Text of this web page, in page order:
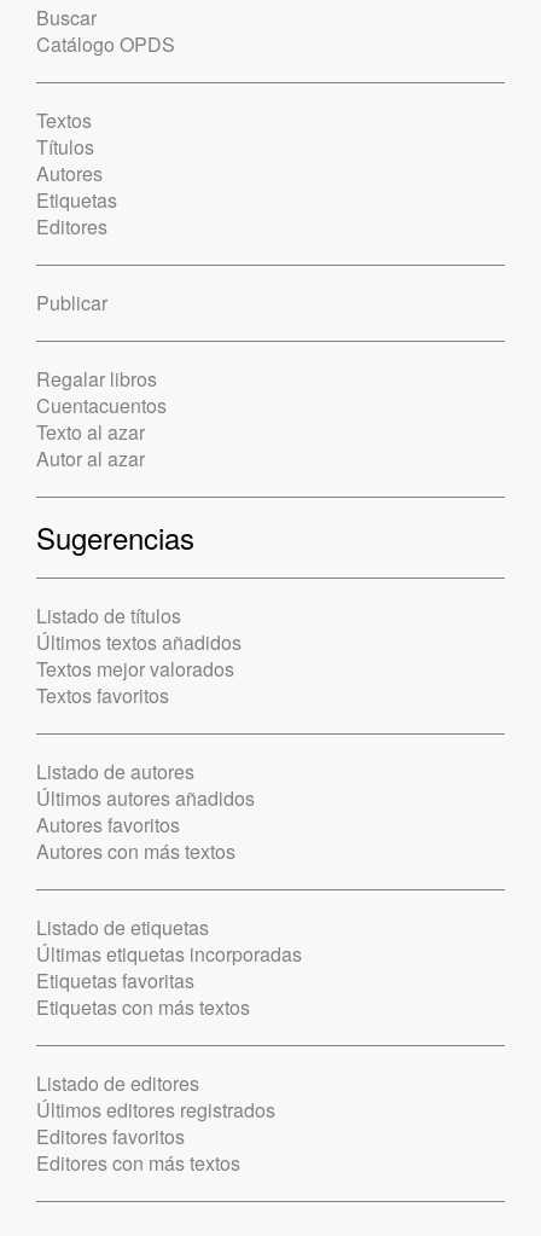
Buscar
Catálogo OPDS
Textos
Títulos
Autores
Etiquetas
Editores
Publicar
Regalar libros
Cuentacuentos
Texto al azar
Autor al azar
Sugerencias
Listado de títulos
Últimos textos añadidos
Textos mejor valorados
Textos favoritos
Listado de autores
Últimos autores añadidos
Autores favoritos
Autores con más textos
Listado de etiquetas
Últimas etiquetas incorporadas
Etiquetas favoritas
Etiquetas con más textos
Listado de editores
Últimos editores registrados
Editores favoritos
Editores con más textos